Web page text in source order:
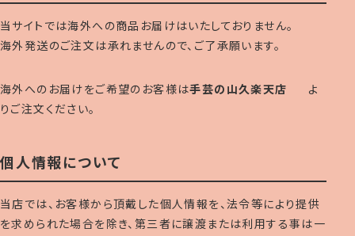
当サイトでは海外への商品お届けはいたしておりません。
海外発送のご注文は承れませんので、ご了承願います。
海外へのお届けをご希望のお客様は手芸の山久楽天店
よ
りご注文ください。
個人情報について
当店では、お客様から頂戴した個人情報を、法令等により提供
を求められた場合を除き、第三者に譲渡または利用する事は一